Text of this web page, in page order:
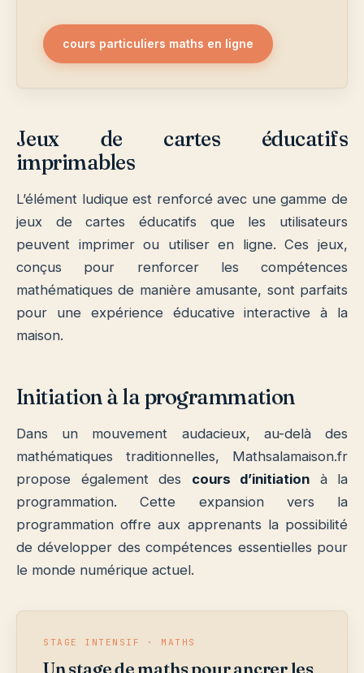
cours particuliers maths en ligne
Jeux de cartes éducatifs
imprimables
L’élément ludique est renforcé avec une gamme de
jeux de cartes éducatifs que les utilisateurs
peuvent imprimer ou utiliser en ligne. Ces jeux,
conçus pour renforcer les compétences
mathématiques de manière amusante, sont parfaits
pour une expérience éducative interactive à la
maison.
Initiation à la programmation
Dans un mouvement audacieux, au-delà des
mathématiques traditionnelles, Mathsalamaison.fr
propose également des cours d’initiation à la
programmation. Cette expansion vers la
programmation offre aux apprenants la possibilité
de développer des compétences essentielles pour
le monde numérique actuel.
STAGE INTENSIF · MATHS
Un stage de maths pour ancrer les